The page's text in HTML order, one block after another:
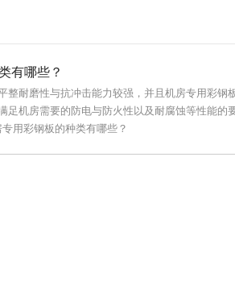
有哪些？
整耐磨性与抗冲击能力较强，并且机房专用彩
足机房需要的防电与防火性以及耐腐蚀等性能的
用彩钢板的种类有哪些？